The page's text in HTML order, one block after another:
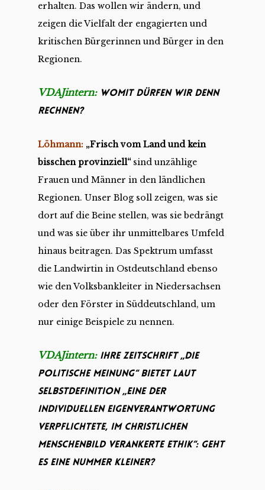
erhalten. Das wollen wir ändern, und
zeigen die Vielfalt der engagierten und
kritischen Bürgerinnen und Bürger in den
Regionen.
VDAJintern:Womit dürfen wir denn
rechnen?
Löhmann: „Frisch vom Land und kein
bisschen provinziell“ sind unzählige
Frauen und Männer in den ländlichen
Regionen. Unser Blog soll zeigen, was sie
dort auf die Beine stellen, was sie bedrängt
und was sie über ihr unmittelbares Umfeld
hinaus beitragen. Das Spektrum umfasst
die Landwirtin in Ostdeutschland ebenso
wie den Volksbankleiter in Niedersachsen
oder den Förster in Süddeutschland, um
nur einige Beispiele zu nennen.
VDAJintern:Ihre Zeitschrift „Die
Politische Meinung“ bietet laut
Selbstdefinition „eine der
individuellen Eigenverantwortung
verpflichtete, im christlichen
Menschenbild verankerte Ethik“: Geht
es eine Nummer kleiner?